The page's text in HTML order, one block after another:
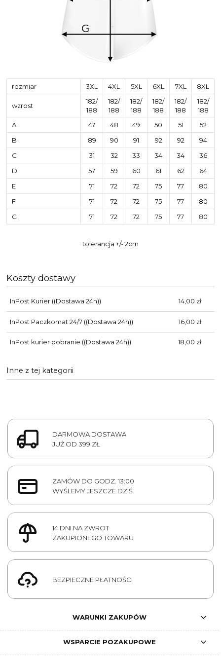
rozmiar 3XL 4XL 5XL 6XL 7XL 8XL
wzrost
182/
188
182/
188
182/
188
182/
188
182/
188
182/
188
A
47 48 49 50 51
52
B
89 90 91 92 92
94
C
31 32 33 34 34
36
D
57 59 60 61 62
64
E
71 72 72 75 77
80
F
71 72 72 75 77
80
G
71 72 72 75 77 80
tolerancja +/- 2cm
Koszty dostawy
InPost Kurier ((Dostawa 24h)) 14,00 zł
InPost Paczkomat 24/7((Dostawa 24h)) 16,00 zł
InPost kurier pobranie ((Dostawa 24h)) 18,00 zł
Inne z tej kategorii
DARMOWA DOSTAWA
JUŻ OD 399 ZŁ
ZAMÓW DO GODZ. 13:00
WYŚLEMY JESZCZE DZIŚ
14 DNI NA ZWROT
ZAKUPIONEGO TOWARU
BEZPIECZNE PŁATNOŚCI
WARUNKI ZAKUPÓW
WSPARCIE POZAKUPOWE